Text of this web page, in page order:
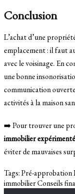
Conclusion
L’achat d’une
emplacement : il faut
avec le voisinage. En
une bonne
communication
activités à la maison
➡️ Pour trouver une
immobilier expérimenté
éviter de mauvaises
Tags:Pré-approbation
immobilierConseils